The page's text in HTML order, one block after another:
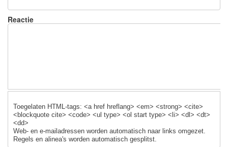
Reactie
Toegelaten HTML-tags: <a href hreflang> <em> <strong> <cite>
<blockquote cite> <code> <ul type> <ol start type> <li> <dl> <dt>
<dd>
Web- en e-mailadressen worden automatisch naar links omgezet.
Regels en alinea's worden automatisch gesplitst.